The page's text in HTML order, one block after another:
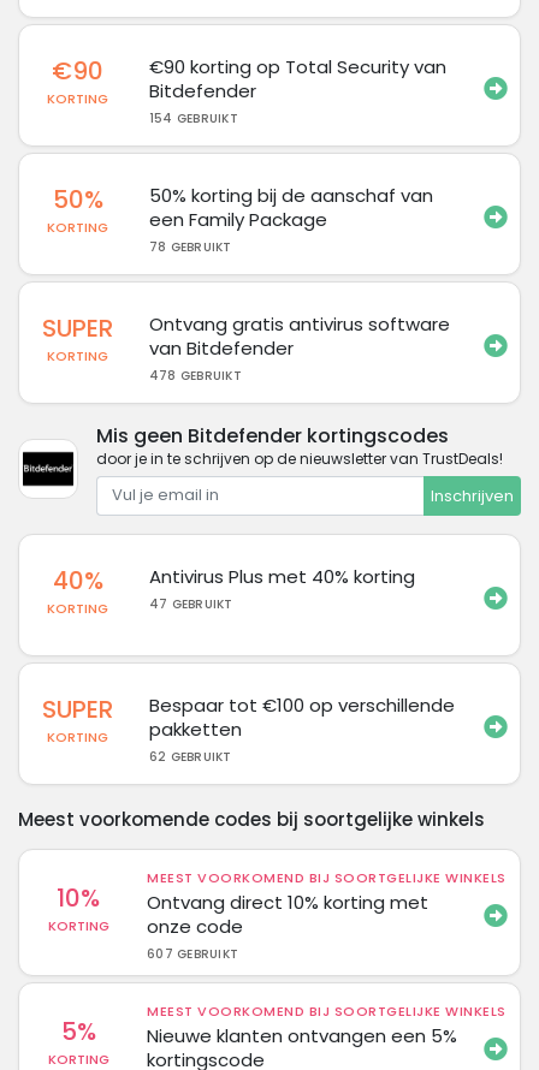
€90
KORTING
€90 korting op Total Security van
Bitdefender
154 GEBRUIKT
50%
KORTING
50% korting bij de aanschaf van
een Family Package
78 GEBRUIKT
SUPER
KORTING
Ontvang gratis antivirus software
van Bitdefender
478 GEBRUIKT
Mis geen Bitdefender kortingscodes
door je in te schrijven op de nieuwsletter van TrustDeals!
Inschrijven
40%
KORTING
Antivirus Plus met 40% korting
47 GEBRUIKT
SUPER
KORTING
Bespaar tot €100 op verschillende
pakketten
62 GEBRUIKT
Meest voorkomende codes bij soortgelijke winkels
10%
KORTING
MEEST VOORKOMEND BIJ SOORTGELIJKE WINKELS
Ontvang direct 10% korting met
onze code
607 GEBRUIKT
5%
KORTING
MEEST VOORKOMEND BIJ SOORTGELIJKE WINKELS
Nieuwe klanten ontvangen een 5%
kortingscode